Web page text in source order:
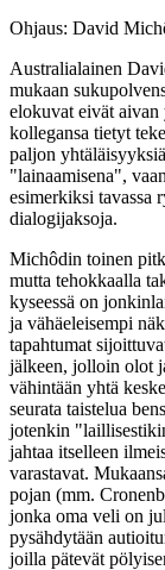
Ohjaus: David
Australialainen
mukaan
elokuvat eivät
kollegansa tietyt
paljon
"lainaamisena",
esimerkiksi tavassa
dialogijaksoja.
Michôdin toinen
mutta tehokkaalla
kyseessä on
ja vähäeleisempi
tapahtumat
jälkeen, jolloin olot
vähintään yhtä
seurata taistelua
jotenkin
jahtaa itselleen
varastavat.
pojan (mm.
jonka oma veli on
pysähdytään
joilla pätevät